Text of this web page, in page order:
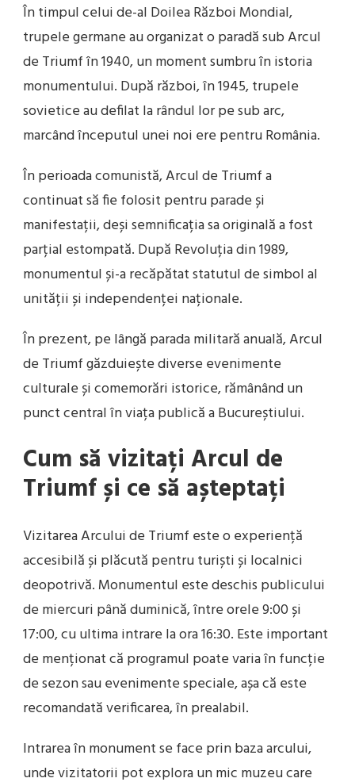
În timpul celui de-al Doilea Război Mondial,
trupele germane au organizat o paradă sub Arcul
de Triumf în 1940, un moment sumbru în istoria
monumentului. După război, în 1945, trupele
sovietice au defilat la rândul lor pe sub arc,
marcând începutul unei noi ere pentru România.
În perioada comunistă, Arcul de Triumf a
continuat să fie folosit pentru parade și
manifestații, deși semnificația sa originală a fost
parțial estompată. După Revoluția din 1989,
monumentul și-a recăpătat statutul de simbol al
unității și independenței naționale.
În prezent, pe lângă parada militară anuală, Arcul
de Triumf găzduiește diverse evenimente
culturale și comemorări istorice, rămânând un
punct central în viața publică a Bucureștiului.
Cum să vizitați Arcul de
Triumf și ce să așteptați
Vizitarea Arcului de Triumf este o experiență
accesibilă și plăcută pentru turiști și localnici
deopotrivă. Monumentul este deschis publicului
de miercuri până duminică, între orele 9:00 și
17:00, cu ultima intrare la ora 16:30. Este important
de menționat că programul poate varia în funcție
de sezon sau evenimente speciale, așa că este
recomandată verificarea, în prealabil.
Intrarea în monument se face prin baza arcului,
unde vizitatorii pot explora un mic muzeu care